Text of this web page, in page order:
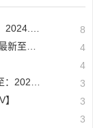
8
4
4
3
3
3